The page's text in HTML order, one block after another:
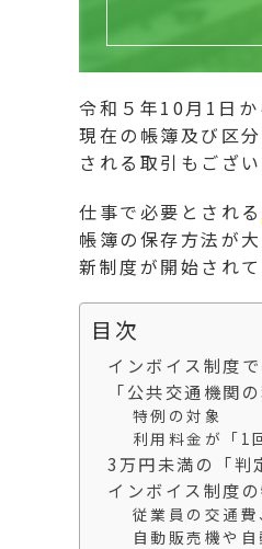
令和５年10月1日
現在の帳簿及び区
される取引もござい
仕事で必要とされる
帳簿の保存方法が
新制度が開始され
目次
インボイス制度
「公共交通機関
特例の対象
利用料金が「1
3万円未満の「判
インボイス制度
従業員の交通
自動販売機や